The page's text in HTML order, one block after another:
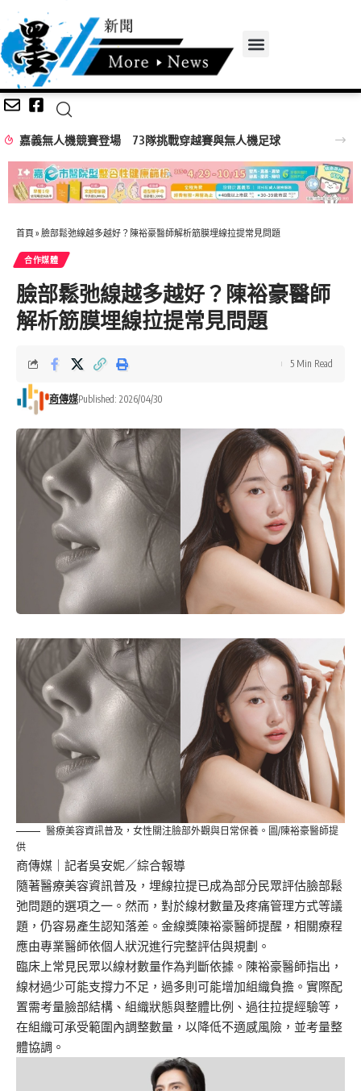
嘉義無人機競賽登場 73隊挑戰穿越賽與無人機足球
首頁 » 臉部鬆弛線越多越好？陳裕豪醫師解析筋膜埋線拉提常見問題
合作媒體
臉部鬆弛線越多越好？陳裕豪醫師
解析筋膜埋線拉提常見問題
商傳媒Published: 2026/04/30
5 Min Read
醫療美容資訊普及，女性關注臉部外觀與日常保養。圖/陳裕豪醫師提
供
商傳媒 ｜記者吳安妮／綜合報導
隨著醫療美容資訊普及，埋線拉提已成為部分民眾評估臉部鬆
弛問題的選項之一。然而，對於線材數量及疼痛管理方式等議
題，仍容易產生認知落差。金線獎陳裕豪醫師提醒，相關療程
應由專業醫師依個人狀況進行完整評估與規劃。
臨床上常見民眾以線材數量作為判斷依據。陳裕豪醫師指出，
線材過少可能支撐力不足，過多則可能增加組織負擔。實際配
置需考量臉部結構、組織狀態與整體比例、過往拉提經驗等，
在組織可承受範圍內調整數量，以降低不適感風險，並考量整
體協調。